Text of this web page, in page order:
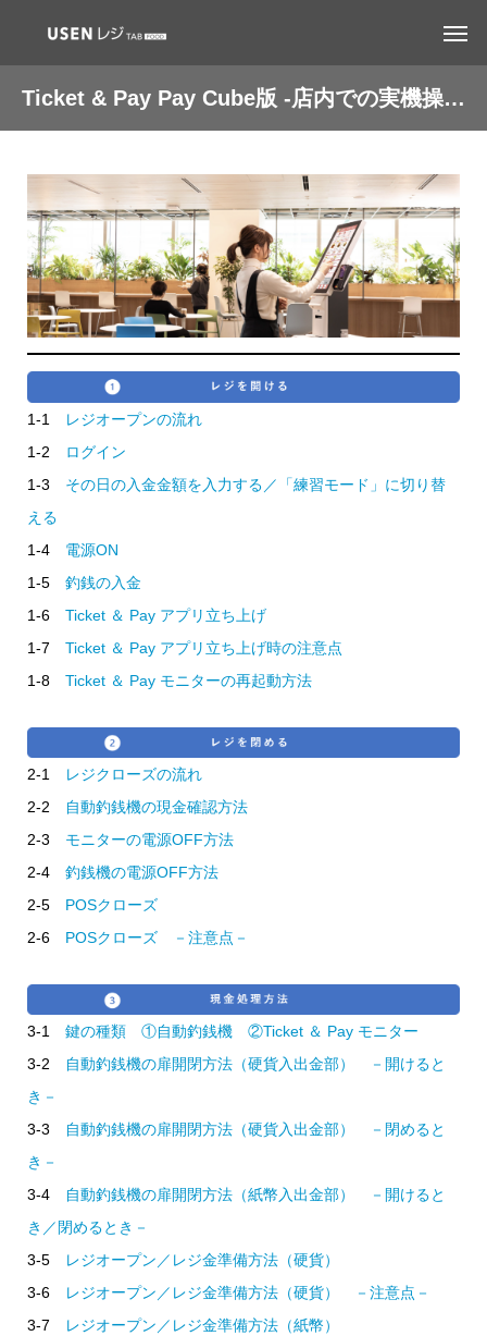
Ticket & Pay Pay Cube版 -店内での実機操作編-
1-1
レジオープンの流れ
1-2
ログイン
1-3 その日の入金金額を入力する／「練習モード」に切り替
える
1-4 電源ON
1-5 釣銭の入金
1-6 Ticket ＆ Pay アプリ立ち上げ
1-7 Ticket ＆ Pay アプリ立ち上げ時の注意点
1-8 Ticket ＆ Pay モニターの再起動方法
2-1
レジクローズの流れ
2-2
自動釣銭機の現金確認方法
2-3 モニターの電源OFF方法
2-4 釣銭機の電源OFF方法
2-5 POSクローズ
2-6 POSクローズ －注意点－
3-1 鍵の種類 ①自動釣銭機 ②Ticket ＆ Pay モニター
3-2
自動釣銭機の扉開閉方法（硬貨入出金部） －開けると
き－
3-3
自動釣銭機の扉開閉方法（硬貨入出金部） －閉めると
き－
3-4
自動釣銭機の扉開閉方法（紙幣入出金部） －開けると
き／閉めるとき－
3-5
レジオープン／レジ金準備方法（硬貨）
3-6
レジオープン／レジ金準備方法（硬貨） －注意点－
3-7
レジオープン／レジ金準備方法（紙幣）